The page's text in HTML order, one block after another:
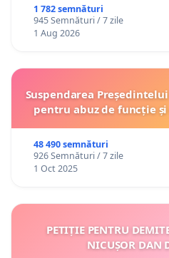
ROMÂNIA
1 782 semnături
945 Semnături / 7 zile
1 Aug 2026
Suspendarea
pentru abuz de funcție
48 490 semnături
926 Semnături / 7 zile
1 Oct 2025
PETIȚIE PENTRU
NICUȘOR DAN